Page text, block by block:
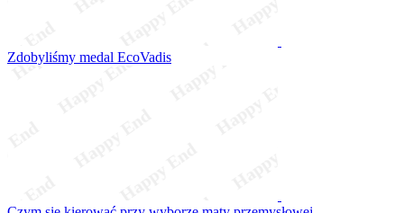
Zdobyliśmy medal EcoVadis